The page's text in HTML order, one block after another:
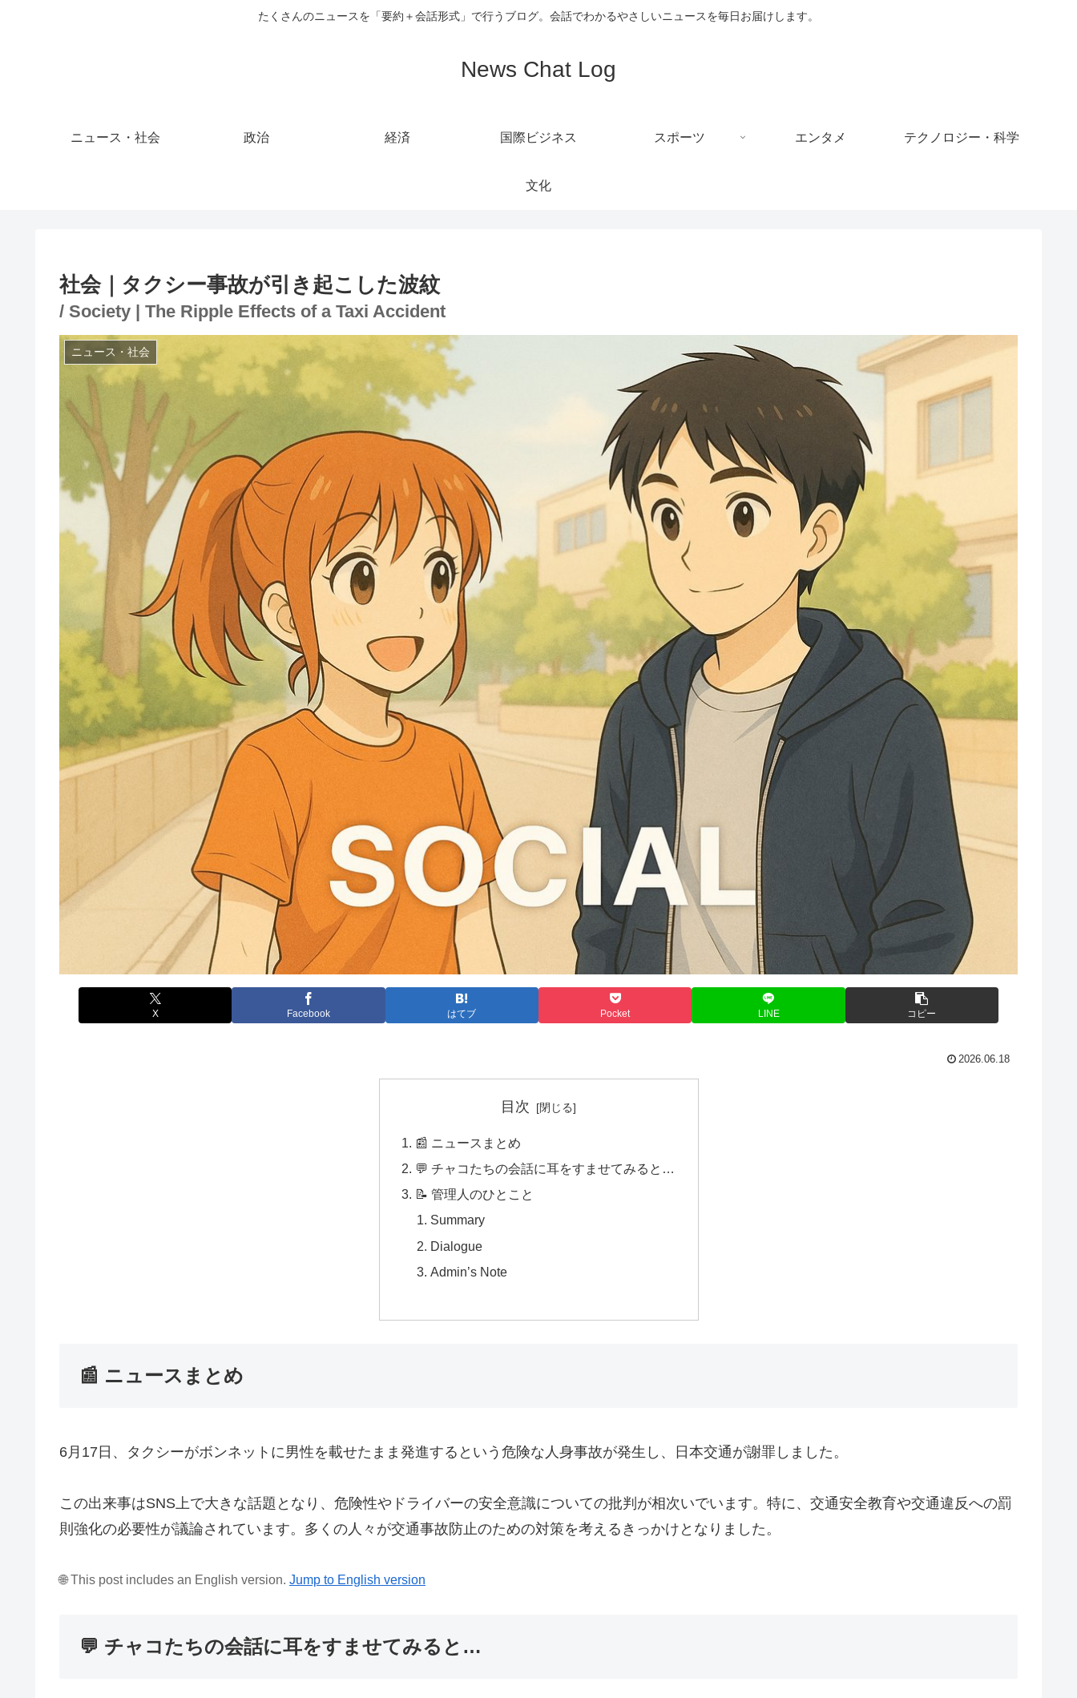
たくさんのニュースを「要約＋会話形式」で行うブログ。会話でわかるやさしいニュースを毎日お届けします。
News Chat Log
ニュース・社会 政治 経済 国際ビジネス スポーツ エンタメ テクノロジー・科学
文化
社会｜タクシー事故が引き起こした波紋
/ Society | The Ripple Effects of a Taxi Accident
ニュース・社会
X Facebook はてブ Pocket LINE コピー
2026.06.18
目次
📰 ニュースまとめ
💬 チャコたちの会話に耳をすませてみると…
📝 管理人のひとこと
Summary
Dialogue
Admin’s Note
📰 ニュースまとめ
6月17日、タクシーがボンネットに男性を載せたまま発進するという危険な人身事故が発生し、日本交通が謝罪しました。
この出来事はSNS上で大きな話題となり、危険性やドライバーの安全意識についての批判が相次いでいます。特に、交通安全教育や交通違反への罰
則強化の必要性が議論されています。多くの人々が交通事故防止のための対策を考えるきっかけとなりました。
🌐 This post includes an English version. Jump to English version
💬 チャコたちの会話に耳をすませてみると…